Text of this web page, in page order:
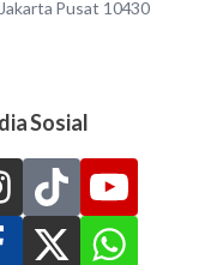
Pusat 10430
Sosial